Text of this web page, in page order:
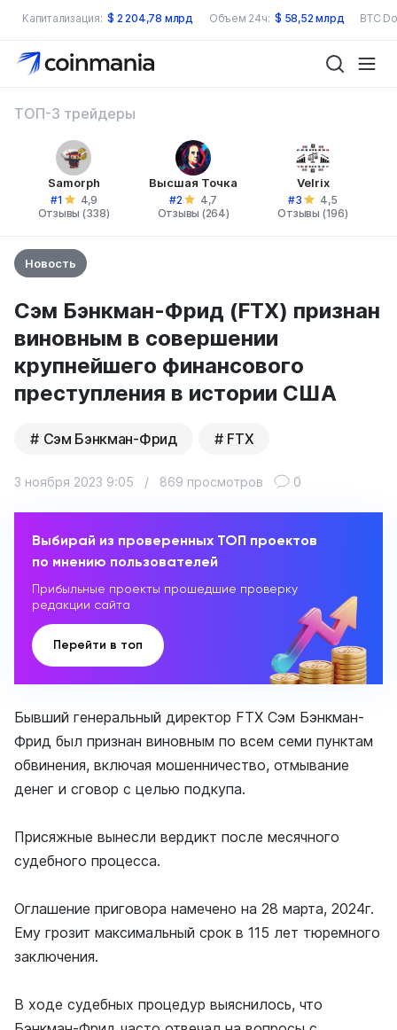
Капитализация: $ 2 204,78 млрд Объем 24ч: $ 58,52 млрд BTC
ТОП-3 трейдеры
Samorph
#1
4,9
Отзывы (338)
Высшая Точка
#2
4,7
Отзывы (264)
Velrix
#3
4,5
Отзывы (196)
Новость
Сэм Бэнкман-Фрид (FTX) признан
виновным в совершении
крупнейшего финансового
преступления в истории США
Сэм Бэнкман-Фрид FTX
3 ноября 2023 9:05 / 869 просмотров 0
Выбирай из проверенных ТОП проектов
по мнению пользователей
Прибыльные проекты прошедшие проверку
редакции сайта
Перейти в топ
Бывший генеральный директор FTX Сэм Бэнкман-
Фрид был признан виновным по всем семи пунктам
обвинения, включая мошенничество, отмывание
денег и сговор с целью подкупа.
Присяжные вынесли вердикт после месячного
судебного процесса.
Оглашение приговора намечено на 28 марта, 2024г.
Ему грозит максимальный срок в 115 лет тюремного
заключения.
В ходе судебных процедур выяснилось, что